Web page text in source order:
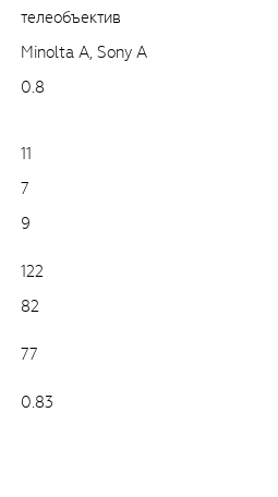
телеобъектив
Minolta A, Sony A
0.8
11
7
9
122
82
77
0.83